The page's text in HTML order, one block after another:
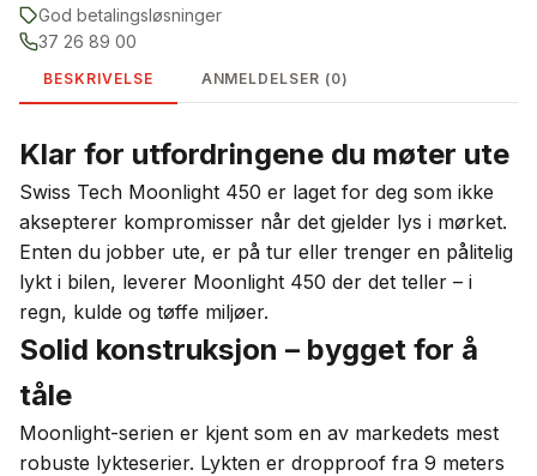
God betalingsløsninger
37 26 89 00
BESKRIVELSE ANMELDELSER (0)
Klar for utfordringene du møter ute
Swiss Tech Moonlight 450 er laget for deg som ikke
aksepterer kompromisser når det gjelder lys i mørket.
Enten du jobber ute, er på tur eller trenger en pålitelig
lykt i bilen, leverer Moonlight 450 der det teller – i
regn, kulde og tøffe miljøer.
Solid konstruksjon – bygget for å
tåle
Moonlight-serien er kjent som en av markedets mest
robuste lykteserier. Lykten er dropproof fra 9 meters